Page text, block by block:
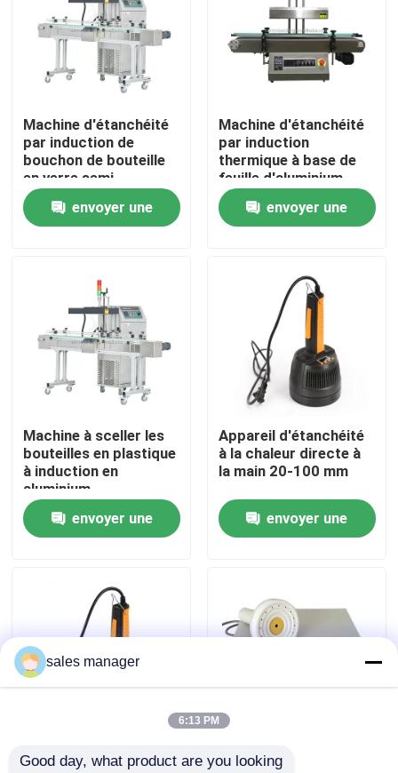
Produits
À propos de nous
Visite de l'usine
Contrôle de la qualité
Demandez un devis
Machine d'emballage à remplissage liquide
Machine d'étiquetage des emballages
Machine de capsulage de bouteille automatique
Machine d'étanchéité
par induction de
bouchon de bouteille
en verre semi-
automatique à haut
rendementenvoyer une
Machine d'étanchéité
par induction
thermique à base de
feuille d'aluminium
envoyer une
Machine à sceller les
bouteilles en plastique
à induction en
aluminium
envoyer une
Appareil d'étanchéité
à la chaleur directe à
la main 20-100 mm
envoyer une
chaleur directe pour
électrique portable à
sales manager
6:13 PM
Good day, what product are you looking